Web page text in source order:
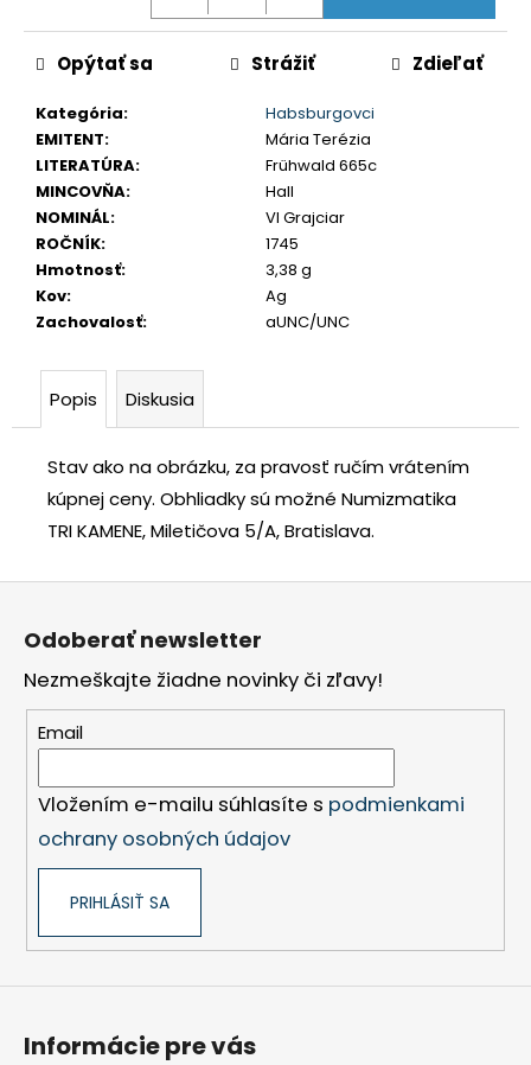
Kategória:
Habsburgovci
EMITENT:
Mária Terézia
LITERATÚRA:
Frühwald 665c
MINCOVŇA:
Hall
NOMINÁL:
VI Grajciar
ROČNÍK:
1745
Hmotnosť:
3,38 g
Kov:
Ag
Zachovalosť: aUNC/UNC
Opýtať sa Strážiť Zdieľať
Popis Diskusia
Stav ako na obrázku, za pravosť ručím vrátením
kúpnej ceny. Obhliadky sú možné Numizmatika
TRI KAMENE, Miletičova 5/A, Bratislava.
č
a
m
e
TETRADRACHMA
PTOLEMAIOS
VI.
PHILOMETOR,
SALAMIS
€350
Z
Odoberať newsletter
Nezmeškajte žiadne novinky či zľavy!
Email
Vložením e-mailu súhlasíte s podmienkami
ochrany osobných údajov
PRIHLÁSIŤ SA
Informácie pre vás